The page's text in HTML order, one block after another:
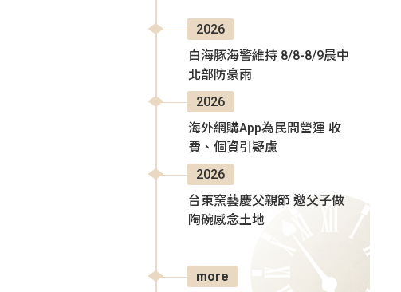
2026
白海豚海警維持 8/8-8/9晨中
北部防豪雨
2026
海外網購App為民間營運 收
費、個資引疑慮
2026
台東窯藝慶父親節 邀父子做
陶碗感念土地
more